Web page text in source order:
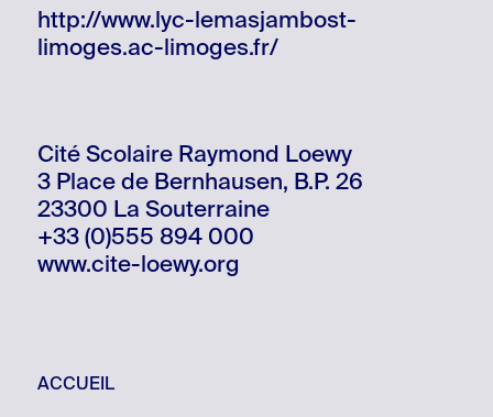
http://www.lyc-lemasjambost-
limoges.ac-limoges.fr/
Cité Scolaire Raymond Loewy
3 Place de Bernhausen, B.P. 26
23300 La Souterraine
+33 (0)555 894 000
www.cite-loewy.org
ACCUEIL